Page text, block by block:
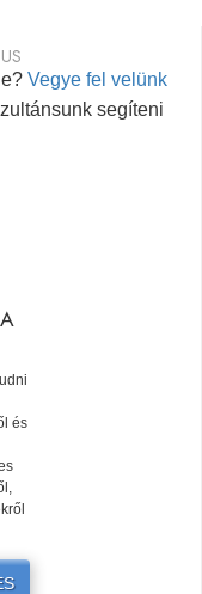
Vegye fel velünk
segíteni
és